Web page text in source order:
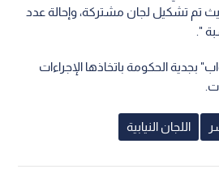
عامي 2013 و2015، حيث تم تشكيل لجان مشتركة، وإحالة عدد
".
بجدية الحكومة باتخاذها الإجراءات
اللجان النيابية